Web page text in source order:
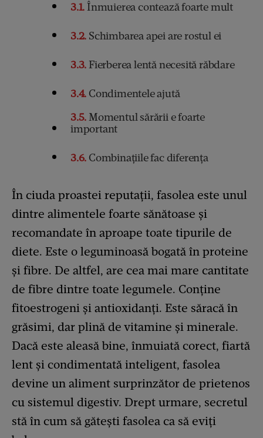
3.1 Înmuierea contează foarte mult
3.2 Schimbarea apei are rostul ei
3.3 Fierberea lentă necesită răbdare
3.4 Condimentele ajută
3.5 Momentul sărării e foarte
important
3.6 Combinațiile fac diferența
În ciuda proastei reputații, fasolea este unul
dintre alimentele foarte sănătoase și
recomandate în aproape toate tipurile de
diete. Este o leguminoasă bogată în proteine
și fibre. De altfel, are cea mai mare cantitate
de fibre dintre toate legumele. Conține
fitoestrogeni și antioxidanți. Este săracă în
grăsimi, dar plină de vitamine și minerale.
Dacă este aleasă bine, înmuiată corect, fiartă
lent și condimentată inteligent, fasolea
devine un aliment surprinzător de prietenos
cu sistemul digestiv. Drept urmare, secretul
stă în cum să gătești fasolea ca să eviți